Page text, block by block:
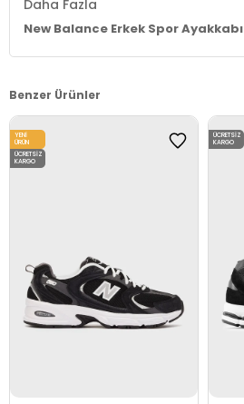
Daha Fazla
New Balance Erkek Spor Ayakkabı
Benzer Ürünler
YENI
ÜRÜN
ÜCRETSIZ
KARGO
ÜCRETSIZ
KARGO